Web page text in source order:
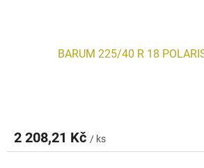
BARUM 225/40 R 18
2 208,21 Kč / ks